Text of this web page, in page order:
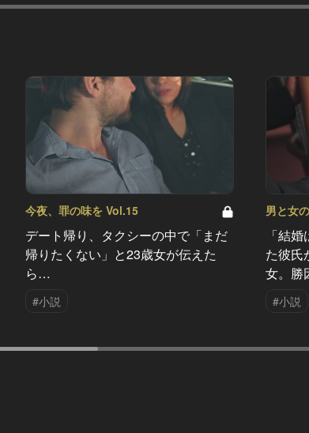
今夜、罪の味を Vol.15
デート帰り、タクシーの中で「まだ
帰りたくない」と23歳女が伝えた
ら…
#小説
男と女
「結
た彼氏
女。勝
#小説